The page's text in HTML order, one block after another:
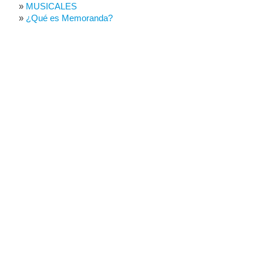
MUSICALES
¿Qué es Memoranda?